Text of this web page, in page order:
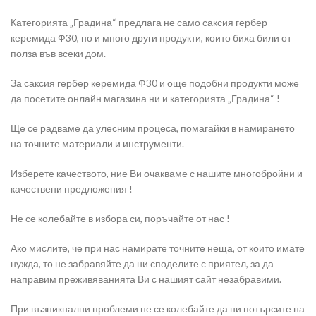
Категорията „Градина“ предлага не само саксия гербер
керемида Ф30, но и много други продукти, които биха били от
полза във всеки дом.
За саксия гербер керемида Ф30 и още подобни продукти може
да посетите онлайн магазина ни и категорията „Градина“ !
Ще се радваме да улесним процеса, помагайки в намирането
на точните материали и инструменти.
Изберете качеството, ние Ви очакваме с нашите многобройни и
качествени предложения !
Не се колебайте в избора си, поръчайте от нас !
Ако мислите, че при нас намирате точните неща, от които имате
нужда, то не забравяйте да ни споделите с приятел, за да
направим преживяванията Ви с нашият сайт незабравими.
При възникнални проблеми не се колебайте да ни потърсите на